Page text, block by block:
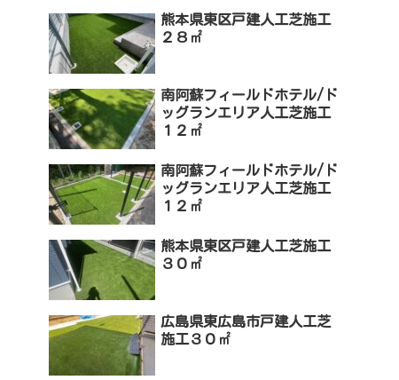
熊本県東区戸建人工芝施工
２８㎡
南阿蘇フィールドホテル/ド
ッグランエリア人工芝施工
１２㎡
南阿蘇フィールドホテル/ド
ッグランエリア人工芝施工
１２㎡
熊本県東区戸建人工芝施工
３０㎡
広島県東広島市戸建人工芝
施工３０㎡